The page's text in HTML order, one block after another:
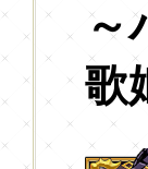
～
歌